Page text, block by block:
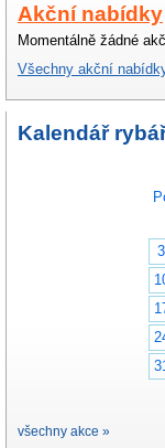
Akční nabídky
Momentálně žádné
Všechny akční
Kalendář
3
všechny akce »